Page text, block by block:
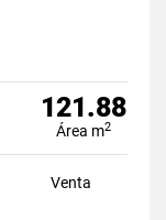
121.88
Área m2
Venta